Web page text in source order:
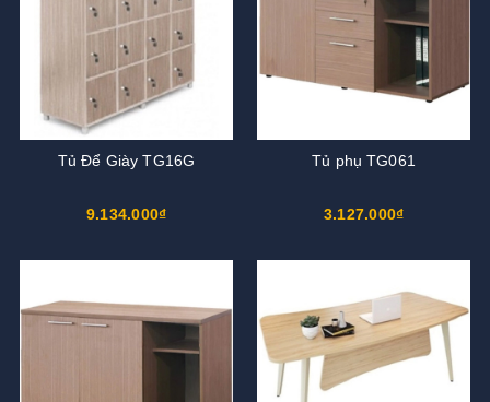
Tủ Để Giày TG16G
9.134.000₫
Tủ phụ TG061
3.127.000₫